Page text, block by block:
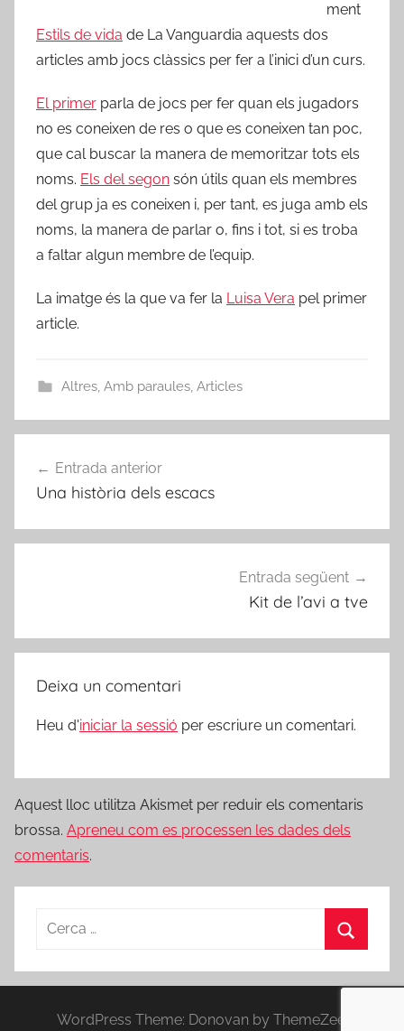
ment
Estils de vida de La Vanguardia aquests dos
articles amb jocs clàssics per fer a l’inici d’un curs.
El primer parla de jocs per fer quan els jugadors
no es coneixen de res o que es coneixen tan poc,
que cal buscar la manera de memoritzar tots els
noms. Els del segon són útils quan els membres
del grup ja es coneixen i, per tant, es juga amb els
noms, la manera de parlar o, fins i tot, si es troba
a faltar algun membre de l’equip.
La imatge és la que va fer la Luisa Vera pel primer
article.
Altres, Amb paraules, Articles
d'entrades
Entrada anterior
Una història dels escacs
Entrada següent
Kit de l’avi a tve
Deixa un comentari
Heu d'iniciar la sessió per escriure un comentari.
Aquest lloc utilitza Akismet per reduir els comentaris
brossa. Apreneu com es processen les dades dels
comentaris.
Cerca:
WordPress Theme: Donovan by ThemeZee.